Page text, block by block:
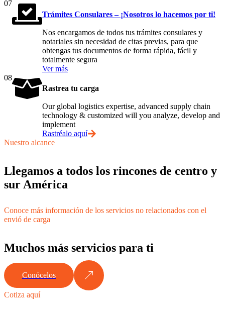
07
Trámites Consulares – ¡Nosotros lo hacemos por ti!
Nos encargamos de todos tus trámites consulares y
notariales sin necesidad de citas previas, para que
obtengas tus documentos de forma rápida, fácil y
totalmente segura
Ver más
08
Rastrea tu carga
Our global logistics expertise, advanced supply chain
technology & customized will you analyze, develop and
implement
Rastréalo aquí
Nuestro alcance
Llegamos a todos los rincones de centro y
sur América
Conoce más información de los servicios no relacionados con el
envió de carga
Muchos más servicios para ti
Conócelos
Cotiza aquí